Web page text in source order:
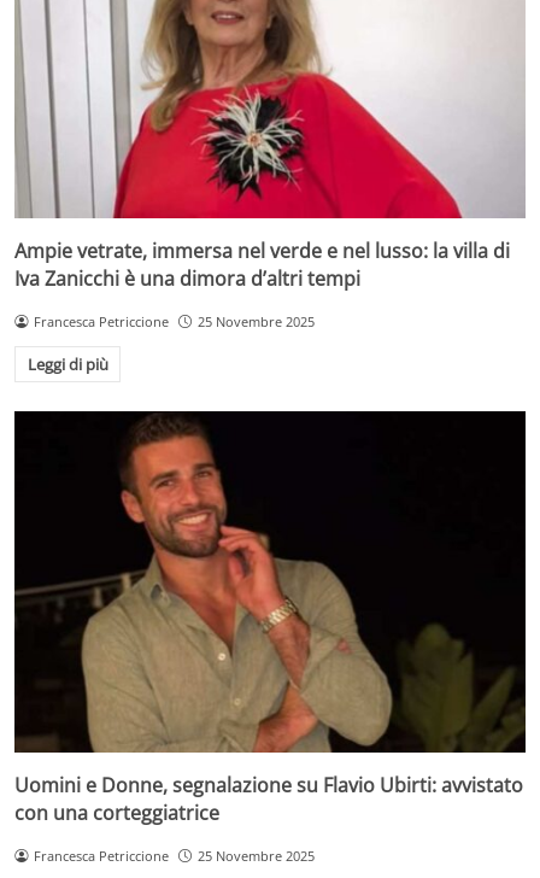
Ampie vetrate, immersa nel verde e nel lusso: la villa di
Iva Zanicchi è una dimora d’altri tempi
Francesca Petriccione 25 Novembre 2025
Leggi di più
Uomini e Donne, segnalazione su Flavio Ubirti: avvistato
con una corteggiatrice
Francesca Petriccione 25 Novembre 2025